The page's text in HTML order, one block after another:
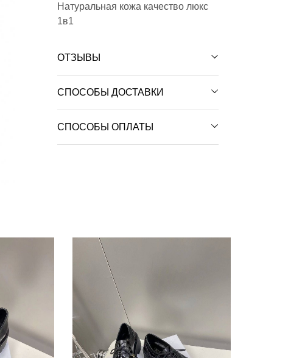
Натуральная кожа качество люкс
1в1
ОТЗЫВЫ
СПОСОБЫ ДОСТАВКИ
СПОСОБЫ ОПЛАТЫ